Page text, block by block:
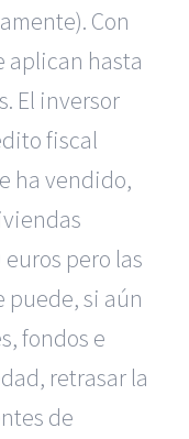
Con
aplican hasta
El inversor
fiscal
ha vendido,
pero las
puede, si aún
fondos e
retrasar la
de